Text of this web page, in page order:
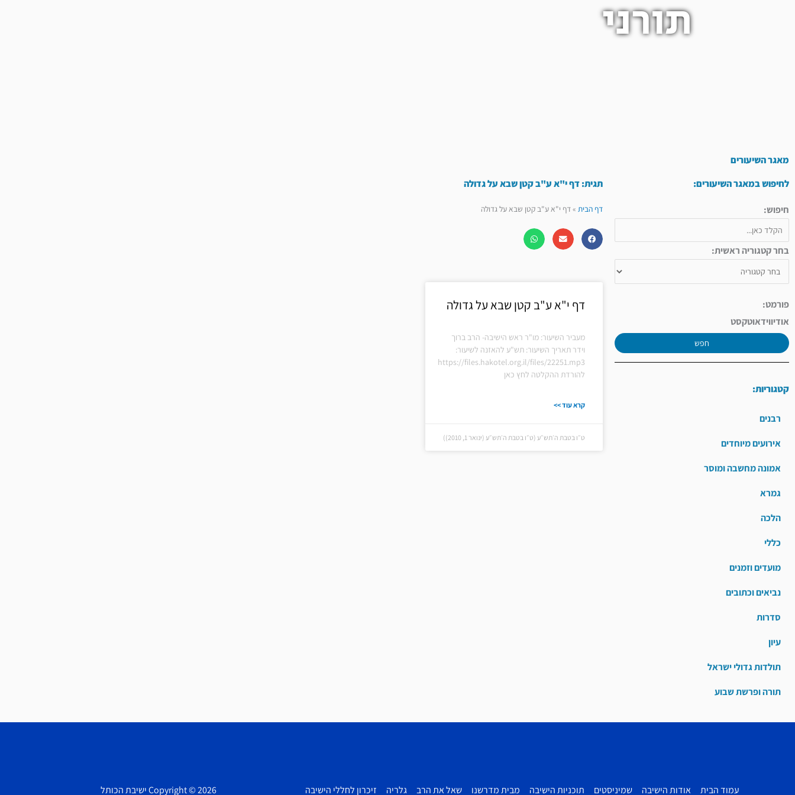
תורני
מאגר השיעורים
לחיפוש במאגר השיעורים:
חיפוש:
בחר קטגוריה ראשית:
פורמט:
אודיווידאוטקסט
חפש
קטגוריות:
רבנים
אירועים מיוחדים
אמונה מחשבה ומוסר
גמרא
הלכה
כללי
מועדים וזמנים
נביאים וכתובים
סדרות
עיון
תולדות גדולי ישראל
תורה ופרשת שבוע
תגית: דף י"א ע"ב קטן שבא על גדולה
דף הבית»דף י"א ע"ב קטן שבא על גדולה
דף י"א ע"ב קטן שבא על גדולה
מעביר השיעור: מו"ר ראש הישיבה- הרב ברוך
וידר תאריך השיעור: תש"ע להאזנה לשיעור:
https://files.hakotel.org.il/files/22251.mp3
להורדת ההקלטה לחץ כאן
קרא עוד >>
ט״ו בטבת ה׳תש״ע (ט״ו בטבת ה׳תש״ע (ינואר 1, 2010))
עמוד הבית אודות הישיבה שמיניסטים תוכניות הישיבה מבית מדרשנו שאל את הרב גלריה זיכרון לחללי הישיבה Copyright © 2026 ישיבת הכותל